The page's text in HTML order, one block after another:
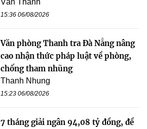
15:36 06/08/2026
Văn phòng Thanh tra Đà Nẵng nâng
cao nhận thức pháp luật về phòng,
chống tham nhũng
Thanh Nhung
15:23 06/08/2026
7 tháng giải ngân 94,08 tỷ đồng, đề